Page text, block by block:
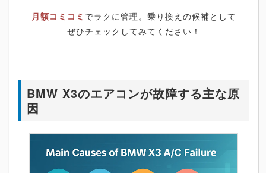
月額コミコミ でラクに管理。乗り換えの候補として
ぜひチェックしてみてください！
BMW X3のエアコンが故障する主な原
因